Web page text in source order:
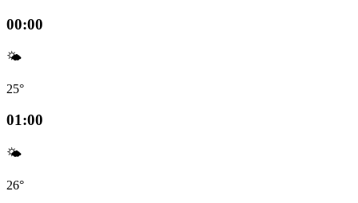
00:00
🌤️
25°
01:00
🌤️
26°